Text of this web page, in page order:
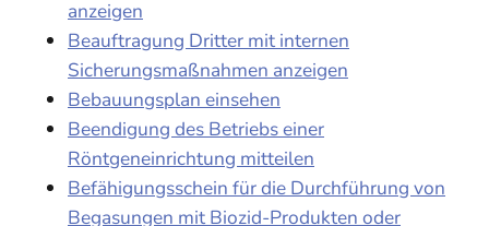
anzeigen
Beauftragung Dritter mit internen
Sicherungsmaßnahmen anzeigen
Bebauungsplan einsehen
Beendigung des Betriebs einer
Röntgeneinrichtung mitteilen
Befähigungsschein für die Durchführung von
Begasungen mit Biozid-Produkten oder